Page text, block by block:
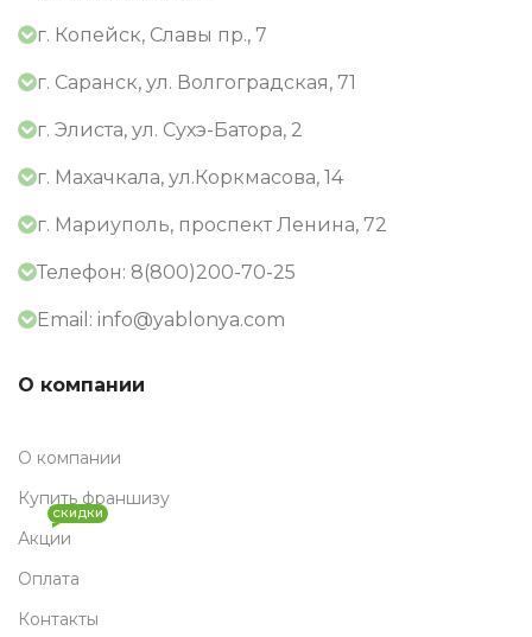
г. Копейск, Славы пр., 7
г. Саранск, ул. Волгоградская, 71
г. Элиста, ул. Сухэ-Батора, 2
г. Махачкала, ул.Коркмасова, 14
г. Мариуполь, проспект Ленина, 72
Телефон: 8(800)200-70-25
Email: info@yablonya.com
О компании
О компании
Купить франшизу
Акции
СКИДКИ
Оплата
Контакты